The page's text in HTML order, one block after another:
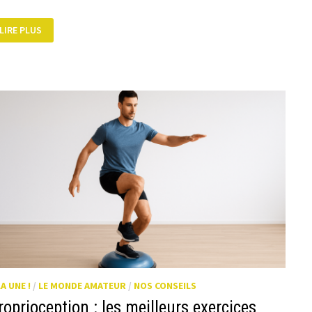
SOUPLESSES,
LIRE PLUS
UNE ! / LE MONDE AMATEUR / NOS CONSEILS
: les meilleurs exercices